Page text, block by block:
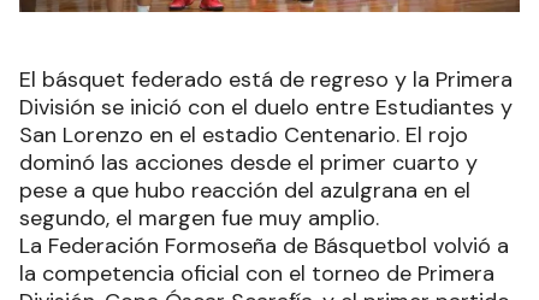
El básquet federado está de regreso y la Primera
División se inició con el duelo entre Estudiantes y
San Lorenzo en el estadio Centenario. El rojo
dominó las acciones desde el primer cuarto y
pese a que hubo reacción del azulgrana en el
segundo, el margen fue muy amplio.
La Federación Formoseña de Básquetbol volvió a
la competencia oficial con el torneo de Primera